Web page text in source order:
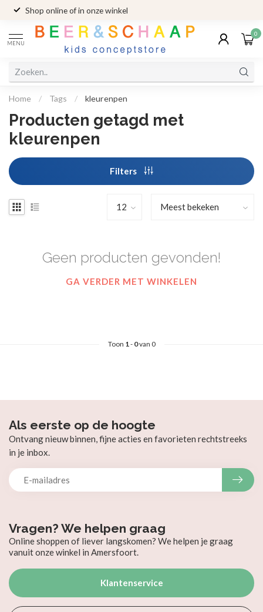
Shop online of in onze winkel
MENU
0
Home / Tags / kleurenpen
Producten getagd met
kleurenpen
Filters
Geen producten gevonden!
GA VERDER MET WINKELEN
Toon 1- 0van 0
Vragen? We helpen graag
Online shoppen of liever langskomen? We helpen je graag
vanuit onze winkel in Amersfoort.
Klantenservice
Als eerste op de hoogte
Ontvang nieuw binnen, fijne acties en favorieten rechtstreeks
in je inbox.